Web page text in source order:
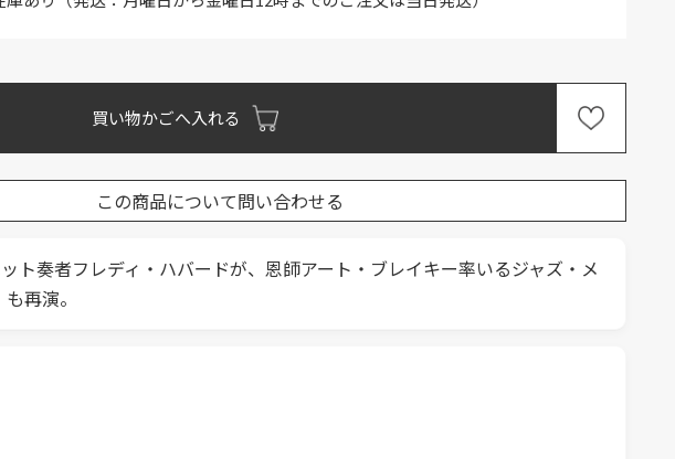
買い物かごへ入れる
この商品について問い合わせる
奏者フレディ・ハバードが、恩師アート・ブレイキー率いるジャズ・メ
再演。